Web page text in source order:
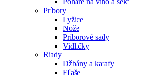
Príbory
Lyžice
Nože
Príborové sady
Vidličky
Riady
Džbány a karafy
Fľaše